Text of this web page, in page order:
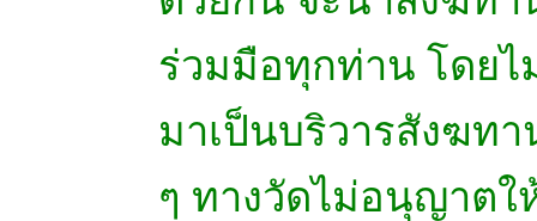
ร่วมมือทุกท่าน โดย
มาเป็นบริวารสังฆท
ๆ ทางวัดไม่อนุญาต